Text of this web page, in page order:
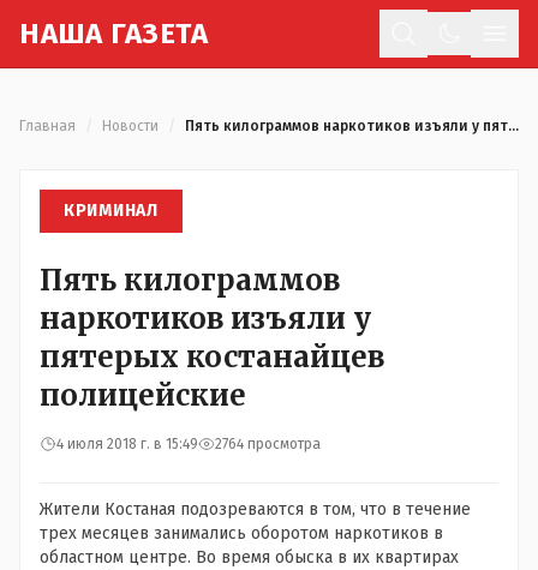
НАША ГАЗЕТА
Главная Новости Пять килограммов наркотиков изъяли у пятерых костанайцев полицейские
КРИМИНАЛ
Пять килограммов
наркотиков изъяли у
пятерых костанайцев
полицейские
4 июля 2018 г. в 15:49 2764 просмотра
Жители Костаная подозреваются в том, что в течение
трех месяцев занимались оборотом наркотиков в
областном центре. Во время обыска в их квартирах